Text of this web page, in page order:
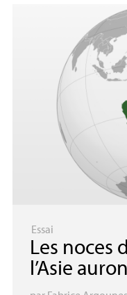
Essai
Les noces
l’Asie